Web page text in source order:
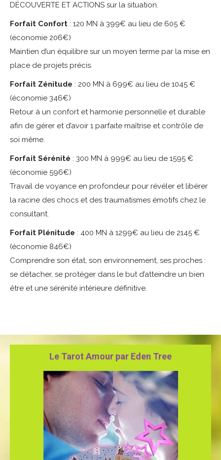
DÉCOUVERTE ET ACTIONS sur la situation.
Forfait Confort : 120 MN à 399€ au lieu de 605 €
(économie 206€)
Maintien d’un équilibre sur un moyen terme par la mise en
place de projets précis.
Forfait Zénitude : 200 MN à 699€ au lieu de 1045 €
(économie 346€)
Retour à un confort et harmonie personnelle et durable
afin de gérer et d’avoir 1 parfaite maîtrise et contrôle de
soi même.
Forfait Sérénité : 300 MN à 999€ au lieu de 1595 €
(économie 596€)
Travail de voyance en profondeur pour révéler et libérer
la racine des chocs et des traumatismes émotifs chez le
consultant.
Forfait Plénitude : 400 MN à 1299€ au lieu de 2145 €
(économie 846€)
Comprendre son état, son environnement, ses proches :
se détacher, se protéger dans le but d’atteindre un bien
être et une sérénité intérieure définitive.
Le Tarot Amour par Eden Tree